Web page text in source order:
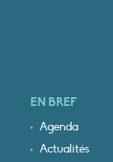
EN BREF
Agenda
Actualités